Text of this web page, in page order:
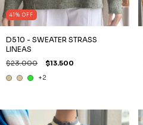
41 % OFF
D510 - SWEATER STRASS
LINEAS
$23.000 $13.500
+2